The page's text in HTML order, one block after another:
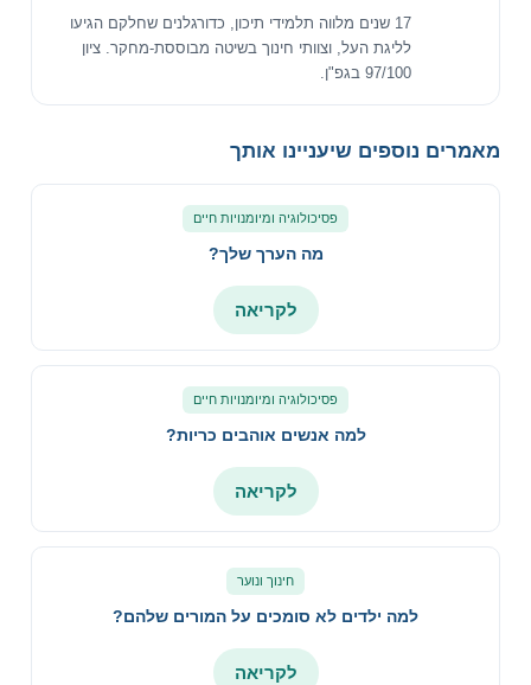
17 שנים מלווה תלמידי תיכון, כדורגלנים שחלקם הגיעו
לליגת העל, וצוותי חינוך בשיטה מבוססת-מחקר. ציון
97/100 בגפ"ן.
מאמרים נוספים שיעניינו אותך
פסיכולוגיה ומיומנויות חיים
מה הערך שלך?
לקריאה
פסיכולוגיה ומיומנויות חיים
למה אנשים אוהבים כריות?
לקריאה
חינוך ונוער
למה ילדים לא סומכים על המורים שלהם?
לקריאה